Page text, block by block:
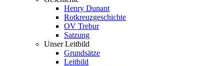
Henry Dunant
Rotkreuzgeschichte
OV Trebur
Satzung
Unser Leitbild
Grundsätze
Leitbild